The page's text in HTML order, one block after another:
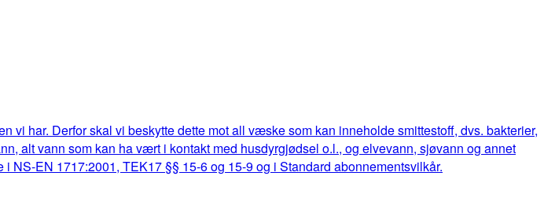
vi har. Derfor skal vi beskytte dette mot all væske som kan inneholde smittestoff, dvs. bakterier,
alt vann som kan ha vært i kontakt med husdyrgjødsel o.l., og elvevann, sjøvann og annet
NS-EN 1717:2001, TEK17 §§ 15-6 og 15-9 og i Standard abonnementsvilkår.